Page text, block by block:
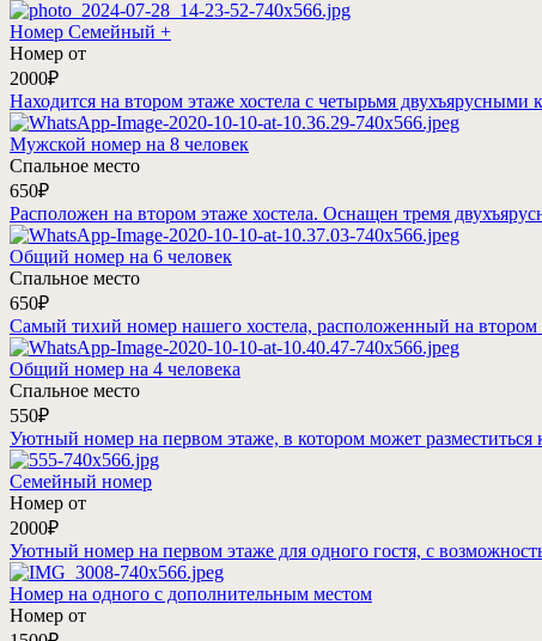
Номер Семейный +
Номер от
2000₽
Находится на втором этаже хостела с четырьмя
Мужской номер на 8 человек
Спальное место
650₽
Расположен на втором этаже хостела. Оснащен тремя
Общий номер на 6 человек
Спальное место
650₽
Самый тихий номер нашего хостела, расположенный на втором
Общий номер на 4 человека
Спальное место
550₽
Уютный номер на первом этаже, в котором может разместиться
Семейный номер
Номер от
2000₽
Уютный номер на первом этаже для одного гостя, с
Номер на одного с дополнительным местом
Номер от